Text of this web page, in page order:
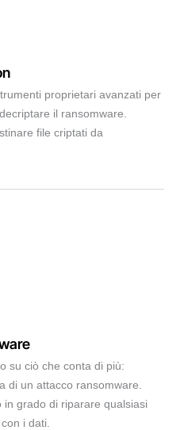
proprietari avanzati per
il ransomware.
file criptati da
su ciò che conta di più:
di un attacco ransomware.
grado di riparare qualsiasi
i dati.